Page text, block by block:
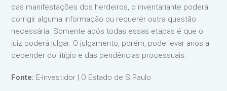
das manifestações dos herdeiros, o inventariante poderá
corrigir alguma informação ou requerer outra questão
necessária. Somente após todas essas etapas é que o
juiz poderá julgar. O julgamento, porém, pode levar anos a
depender do litígio e das pendências processuais.
Fonte: E-Investidor | O Estado de S.Paulo